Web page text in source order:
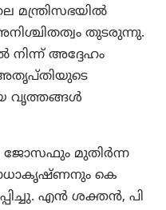
മന്ത്രിസഭയിൽ
തുടരുന്നു.
നിന്ന് അദ്ദേഹം
അതൃപ്തിയുടെ
വൃത്തങ്ങൾ
ജോസഫും മുതിർന്ന
കെ
എൻ ശക്തൻ, പി